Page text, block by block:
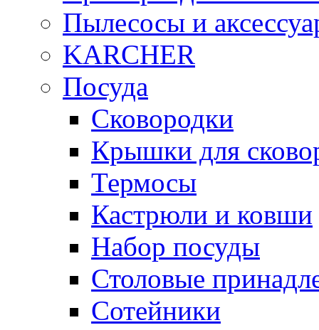
Пылесосы и
KARCHER
Посуда
Сковородки
Крышки для
Термосы
Кастрюли и ковши
Набор посуды
Столовые
Сотейники